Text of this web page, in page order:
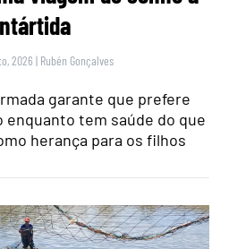
2026 | Rubén Gonçalves
garante que prefere
tem saúde do que
herança para os filhos